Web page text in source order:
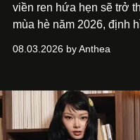
viền ren hứa hẹn sẽ trở
mùa hè năm 2026, định
08.03.2026 by Anthea